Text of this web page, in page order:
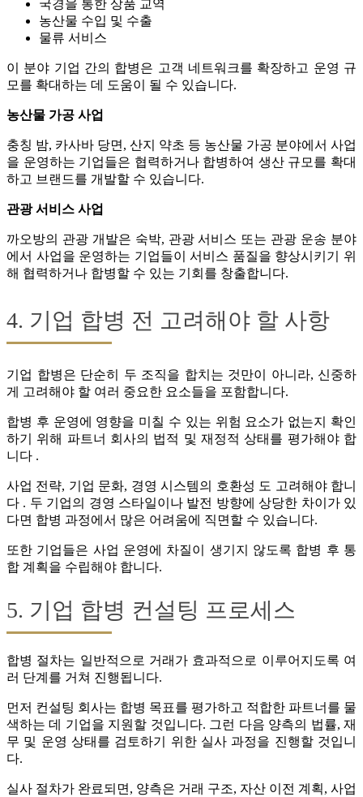
국경을 통한 상품 교역
농산물 수입 및 수출
물류 서비스
이 분야 기업 간의 합병은 고객 네트워크를 확장하고 운영 규
모를 확대하는 데 도움이 될 수 있습니다.
농산물 가공 사업
충칭 밤, 카사바 당면, 산지 약초 등 농산물 가공 분야에서 사업
을 운영하는 기업들은 협력하거나 합병하여 생산 규모를 확대
하고 브랜드를 개발할 수 있습니다.
관광 서비스 사업
까오방의 관광 개발은 숙박, 관광 서비스 또는 관광 운송 분야
에서 사업을 운영하는 기업들이 서비스 품질을 향상시키기 위
해 협력하거나 합병할 수 있는 기회를 창출합니다.
4. 기업 합병 전 고려해야 할 사항
기업 합병은 단순히 두 조직을 합치는 것만이 아니라, 신중하
게 고려해야 할 여러 중요한 요소들을 포함합니다.
합병 후 운영에 영향을 미칠 수 있는 위험 요소가 없는지 확인
하기 위해 파트너 회사의 법적 및 재정적 상태를 평가해야 합
니다 .
사업 전략, 기업 문화, 경영 시스템의 호환성 도 고려해야 합니
다 . 두 기업의 경영 스타일이나 발전 방향에 상당한 차이가 있
다면 합병 과정에서 많은 어려움에 직면할 수 있습니다.
또한 기업들은 사업 운영에 차질이 생기지 않도록 합병 후 통
합 계획을 수립해야 합니다.
5. 기업 합병 컨설팅 프로세스
합병 절차는 일반적으로 거래가 효과적으로 이루어지도록 여
러 단계를 거쳐 진행됩니다.
먼저 컨설팅 회사는 합병 목표를 평가하고 적합한 파트너를 물
색하는 데 기업을 지원할 것입니다. 그런 다음 양측의 법률, 재
무 및 운영 상태를 검토하기 위한 실사 과정을 진행할 것입니
다.
실사 절차가 완료되면, 양측은 거래 구조, 자산 이전 계획, 사업